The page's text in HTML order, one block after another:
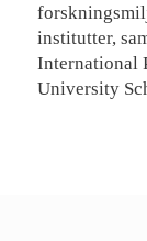
institutter,
International
University